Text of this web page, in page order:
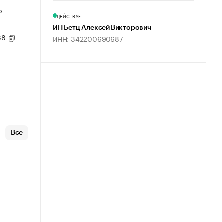
Все
ДЕЙСТВУЕТ
ИП Бетц Алексей Викторович
ИНН: 342200690687